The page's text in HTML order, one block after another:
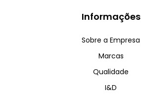
Informações
Sobre a Empresa
Marcas
Qualidade
I&D